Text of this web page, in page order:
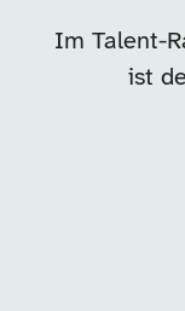
Im Talent-
ist